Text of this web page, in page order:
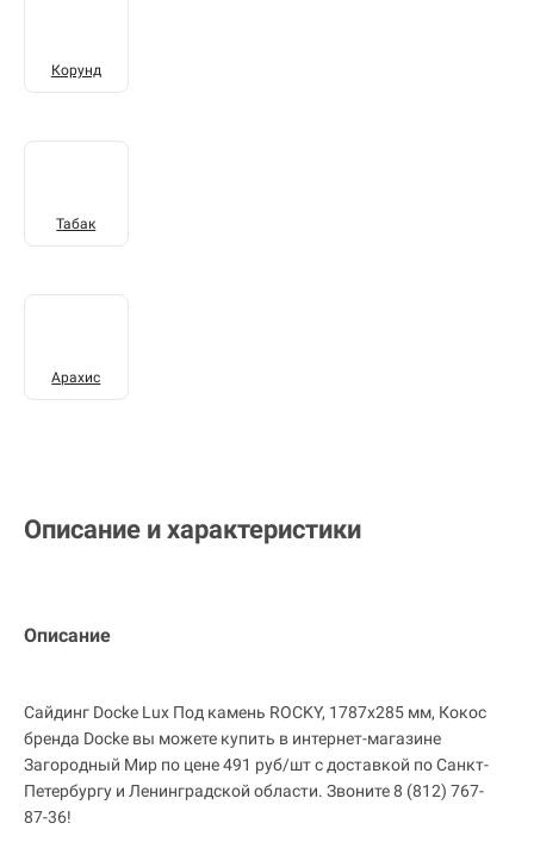
Корунд
Табак
Арахис
Описание и характеристики
Описание
Сайдинг Docke Lux Под камень ROCKY, 1787х285 мм, Кокос
бренда Docke вы можете купить в интернет-магазине
Загородный Мир по цене 491 руб/шт с доставкой по Санкт-
Петербургу и Ленинградской области. Звоните 8 (812) 767-
87-36!